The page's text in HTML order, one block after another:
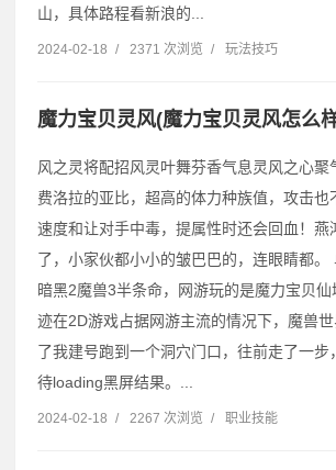
山，具体路程看新浪的...
2024-02-18 / 2371 次浏览 / 玩法技巧
魔力宝贝灵风(魔力宝贝灵风怎么
风之灵将配招风灵叶舞芬香气息灵风之心聚
费洛拉的亚比，超高的体力种族值，攻击也
速度和让对手中毒，提属性时还会回血！燕
了，小家伙都小小的皱巴巴的，连眼睛都。
暗黑2魔兽3半条命，网游玩的是魔力宝贝
迹在2D游戏占据网游主流的情况下，魔兽
了我建号跑到一个洞穴门口，往前走了一步
待loading黑屏结果。...
2024-02-18 / 2267 次浏览 / 职业技能